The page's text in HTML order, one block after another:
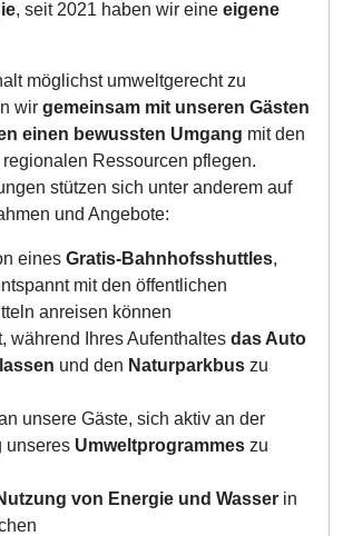
, seit 2021 haben wir eine eigene
möglichst umweltgerecht zu
wir gemeinsam mit unseren Gästen
einen bewussten Umgang mit den
Ressourcen pflegen.
stützen sich unter anderem auf
und Angebote:
eines Gratis-Bahnhofsshuttles,
mit den öffentlichen
anreisen können
während Ihres Aufenthaltes das Auto
und den Naturparkbus zu
unsere Gäste, sich aktiv an der
unseres Umweltprogrammes zu
von Energie und Wasser in